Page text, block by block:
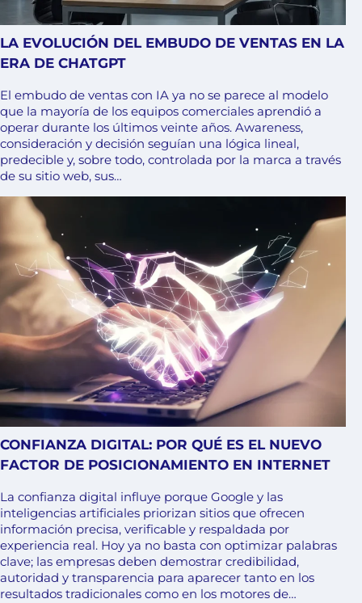
LA EVOLUCIÓN DEL EMBUDO DE VENTAS EN LA
ERA DE CHATGPT
El embudo de ventas con IA ya no se parece al modelo
que la mayoría de los equipos comerciales aprendió a
operar durante los últimos veinte años. Awareness,
consideración y decisión seguían una lógica lineal,
predecible y, sobre todo, controlada por la marca a través
de su sitio web, sus…
CONFIANZA DIGITAL: POR QUÉ ES EL NUEVO
FACTOR DE POSICIONAMIENTO EN INTERNET
La confianza digital influye porque Google y las
inteligencias artificiales priorizan sitios que ofrecen
información precisa, verificable y respaldada por
experiencia real. Hoy ya no basta con optimizar palabras
clave; las empresas deben demostrar credibilidad,
autoridad y transparencia para aparecer tanto en los
resultados tradicionales como en los motores de…